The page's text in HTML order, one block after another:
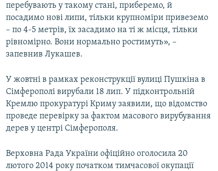
перебувають у такому стані, приберемо, й
посадимо нові липи, тільки крупноміри привеземо
– по 4-5 метрів, їх засадимо на ті ж місця, тільки
рівномірно. Вони нормально ростимуть», –
запевнив Лукашев.
У жовтні в рамках реконструкції вулиці Пушкіна в
Сімферополі вирубали 18 лип. У підконтрольній
Кремлю прокуратурі Криму заявили, що відомство
проведе перевірку за фактом масового вирубування
дерев у центрі Сімферополя.
Верховна Рада України офіційно оголосила 20
лютого 2014 року початком тимчасової окупації